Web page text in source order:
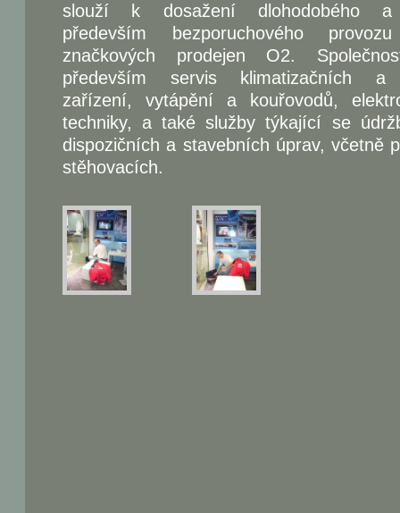
slouží k dosažení dlohodobého a
především bezporuchového provozu
značkových prodejen O2.
především servis klimatizačních a
zařízení, vytápění a kouřovodů,
techniky, a také služby týkající se
dispozičních a stavebních úprav, včetně
stěhovacích.